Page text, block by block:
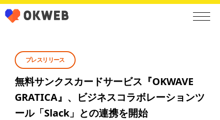
プレスリリース
無料サンクスカードサービス『OKWAVE
GRATICA』、ビジネスコラボレーションツ
ール「Slack」との連携を開始